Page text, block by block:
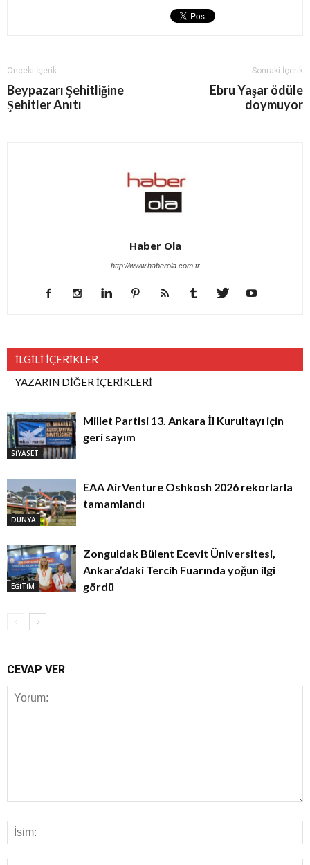
Önceki İçerik
Beypazarı Şehitliğine
Şehitler Anıtı
Sonraki İçerik
Ebru Yaşar ödüle
doymuyor
Haber Ola
http://www.haberola.com.tr
İLGİLİ İÇERİKLER
YAZARIN DİĞER İÇERİKLERİ
SİYASET
Millet Partisi 13. Ankara İl Kurultayı için
geri sayım
DÜNYA
EAA AirVenture Oshkosh 2026 rekorlarla
tamamlandı
EĞİTİM
Zonguldak Bülent Ecevit Üniversitesi,
Ankara’daki Tercih Fuarında yoğun ilgi
gördü
CEVAP VER